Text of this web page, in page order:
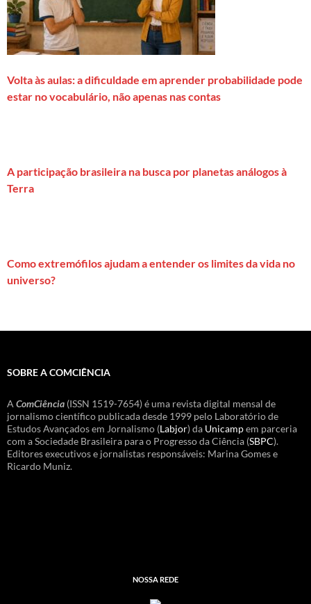
Volta às aulas: a dificuldade em aprender probabilidade pode
estar no vocabulário, não apenas nas contas
A participação brasileira na busca por planetas análogos à
Terra
Como extremófilos ajudam a entender os limites da vida no
universo?
SOBRE A COMCIÊNCIA
A ComCiência (ISSN 1519-7654) é uma revista digital mensal de
jornalismo científico publicada desde 1999 pelo Laboratório de
Estudos Avançados em Jornalismo (Labjor) da Unicampem parceria
com a Sociedade Brasileira para o Progresso da Ciência (SBPC).
Editores executivos e jornalistas responsáveis: Marina Gomes e
Ricardo Muniz.
NOSSA REDE